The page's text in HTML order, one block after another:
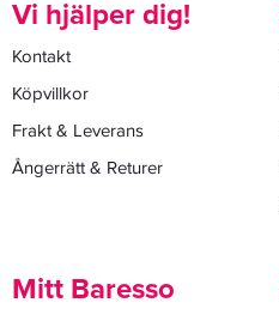
Vi hjälper dig!
Kontakt
Köpvillkor
Frakt & Leverans
Ångerrätt & Returer
Mitt Baresso